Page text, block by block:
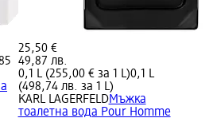
25,50 €
49,87 лв.
0,1 L (255,00 € за 1 L)0,1 L
(498,74 лв. за 1 L)
KARL LAGERFELDМъжка
тоалетна вода Pour Homme